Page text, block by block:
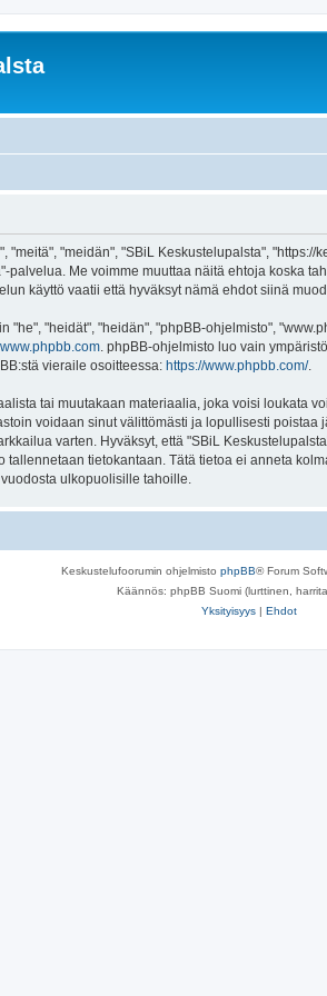
"meidän", "SBiL Keskustelupalsta",
Me voimme muuttaa näitä ehtoja koska
käyttö vaatii että hyväksyt nämä ehdot siinä
"heidät", "heidän", "phpBB-ohjelmisto",
www.phpbb.com. phpBB-ohjelmisto luo vain
vieraile osoitteessa: https://www.phpbb.com/.
tai muutakaan materiaalia, joka voisi loukata
voidaan sinut välittömästi ja lopullisesti
varten. Hyväksyt, että "SBiL
tallennetaan tietokantaan. Tätä tietoa ei anneta
ulkopuolisille tahoille.
Keskustelufoorumin ohjelmisto phpBB® Forum
Käännös: phpBB Suomi (lurttinen,
Yksityisyys | Ehdot